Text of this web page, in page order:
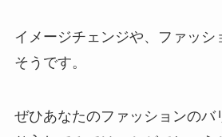
イメージチェンジや、ファッシ
そうです。
ぜひあなたのファッションのバ